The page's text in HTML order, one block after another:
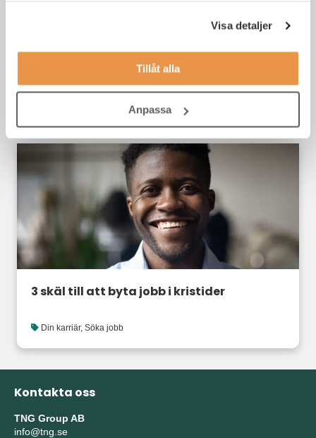
Visa detaljer
Tillåt alla
Anpassa
Nyårslistan! Så fyller du på med ny energi
under jul och nyår
3 skäl till att byta jobb i kristider
Din karriär, Söka jobb
Kontakta oss
TNG Group AB
info@tng.se